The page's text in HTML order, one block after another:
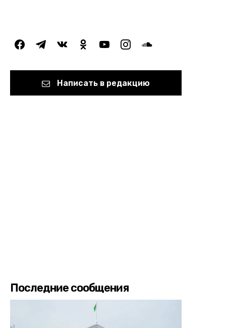
facebooktelegramvkontakteodnoklassniki
youtubeinstagramsoundcloud
Написать в редакцию
Последние сообщения